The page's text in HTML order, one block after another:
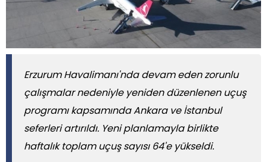
Erzurum Havalimanı'nda devam eden zorunlu
çalışmalar nedeniyle yeniden düzenlenen uçuş
programı kapsamında Ankara ve İstanbul
seferleri artırıldı. Yeni planlamayla birlikte
haftalık toplam uçuş sayısı 64'e yükseldi.